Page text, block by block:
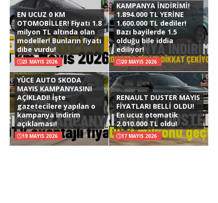
EN UCUZ 0 KM
OTOMOBİLLER! Fiyatı 1.8
milyon TL altında olan
modeller! Bunların fiyatı
dibe vurdu!
23 MAYIS 2026
KAMPANYA İNDİRİMİ!
1.894.000 TL YERİNE
1.600.000 TL dediler!
Bazı bayilerde 1.5
olduğu bile iddia
ediliyor!
20 MAYIS 2026
YÜCE AUTO SKODA
MAYIS KAMPANYASINI
AÇIKLADI! İşte
gazetecilere yapılan o
kampanya indirim
açıklaması!
19 MAYIS 2026
RENAULT DUSTER MAYIS
FİYATLARI BELLİ OLDU!
En ucuz otomatik
2.010.000 TL oldu!
17 MAYIS 2026